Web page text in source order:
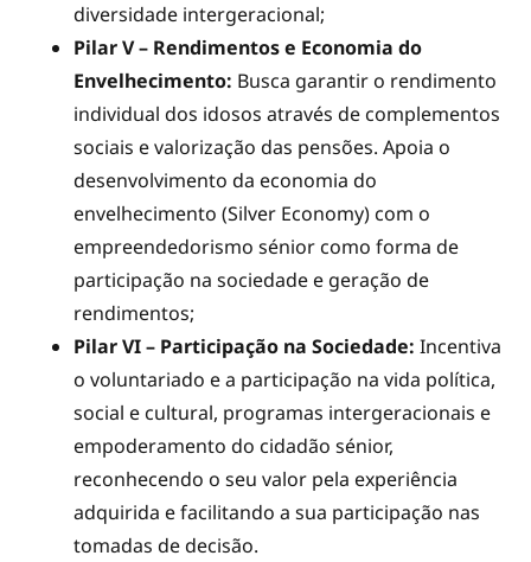
diversidade intergeracional;
Pilar V – Rendimentos e Economia do
Envelhecimento: Busca garantir o rendimento
individual dos idosos através de complementos
sociais e valorização das pensões. Apoia o
desenvolvimento da economia do
envelhecimento (Silver Economy) com o
empreendedorismo sénior como forma de
participação na sociedade e geração de
rendimentos;
Pilar VI – Participação na Sociedade: Incentiva
o voluntariado e a participação na vida política,
social e cultural, programas intergeracionais e
empoderamento do cidadão sénior,
reconhecendo o seu valor pela experiência
adquirida e facilitando a sua participação nas
tomadas de decisão.